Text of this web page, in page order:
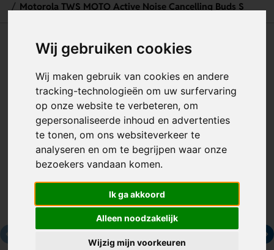
Wij gebruiken cookies
Wij maken gebruik van cookies en andere
tracking-technologieën om uw surfervaring
op onze website te verbeteren, om
gepersonaliseerde inhoud en advertenties
te tonen, om ons websiteverkeer te
analyseren en om te begrijpen waar onze
bezoekers vandaan komen.
Ik ga akkoord
Alleen noodzakelijk
Wijzig mijn voorkeuren
Motorola TWS MOTO Active Noise Cancelling Buds S
Motorola TWS MOTO Active
Noise Cancelling Buds S
Artikelnummer:127444